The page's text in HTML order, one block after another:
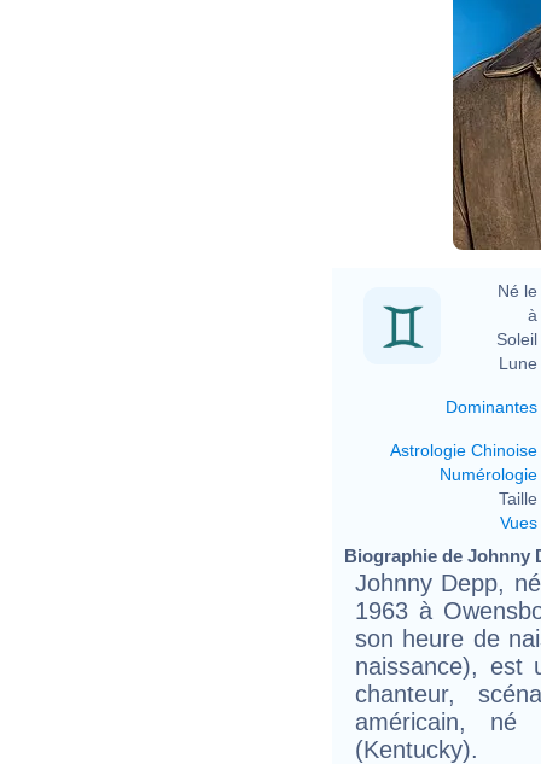
Né le
à
Soleil
Lune
Dominantes
Astrologie Chinoise
Numérologie
Taille
Vues
Biographie de Johnny
Johnny Depp,
1963 à
son heure de
naissance), est
chanteur,
américain,
(Kentucky).